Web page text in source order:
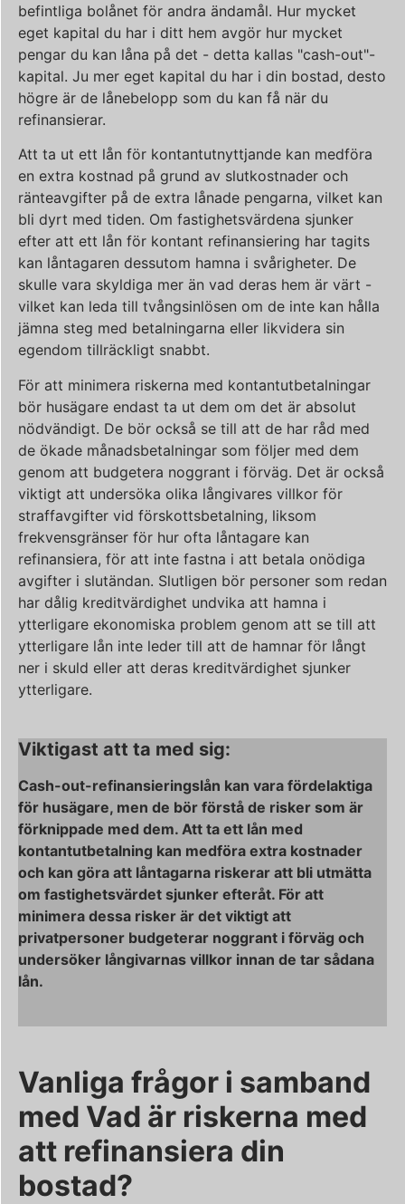
befintliga bolånet för andra ändamål. Hur mycket
eget kapital du har i ditt hem avgör hur mycket
pengar du kan låna på det - detta kallas "cash-out"-
kapital. Ju mer eget kapital du har i din bostad, desto
högre är de lånebelopp som du kan få när du
refinansierar.
Att ta ut ett lån för kontantutnyttjande kan medföra
en extra kostnad på grund av slutkostnader och
ränteavgifter på de extra lånade pengarna, vilket kan
bli dyrt med tiden. Om fastighetsvärdena sjunker
efter att ett lån för kontant refinansiering har tagits
kan låntagaren dessutom hamna i svårigheter. De
skulle vara skyldiga mer än vad deras hem är värt -
vilket kan leda till tvångsinlösen om de inte kan hålla
jämna steg med betalningarna eller likvidera sin
egendom tillräckligt snabbt.
För att minimera riskerna med kontantutbetalningar
bör husägare endast ta ut dem om det är absolut
nödvändigt. De bör också se till att de har råd med
de ökade månadsbetalningar som följer med dem
genom att budgetera noggrant i förväg. Det är också
viktigt att undersöka olika långivares villkor för
straffavgifter vid förskottsbetalning, liksom
frekvensgränser för hur ofta låntagare kan
refinansiera, för att inte fastna i att betala onödiga
avgifter i slutändan. Slutligen bör personer som redan
har dålig kreditvärdighet undvika att hamna i
ytterligare ekonomiska problem genom att se till att
ytterligare lån inte leder till att de hamnar för långt
ner i skuld eller att deras kreditvärdighet sjunker
ytterligare.
Viktigast att ta med sig:
Cash-out-refinansieringslån kan vara fördelaktiga
för husägare, men de bör förstå de risker som är
förknippade med dem. Att ta ett lån med
kontantutbetalning kan medföra extra kostnader
och kan göra att låntagarna riskerar att bli utmätta
om fastighetsvärdet sjunker efteråt. För att
minimera dessa risker är det viktigt att
privatpersoner budgeterar noggrant i förväg och
undersöker långivarnas villkor innan de tar sådana
lån.
Vanliga frågor i samband
med Vad är riskerna med
att refinansiera din
bostad?